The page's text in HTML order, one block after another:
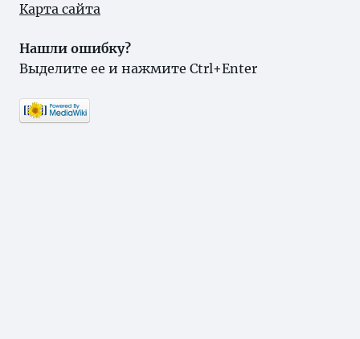
Карта сайта
Нашли ошибку?
Выделите ее и нажмите Ctrl+Enter